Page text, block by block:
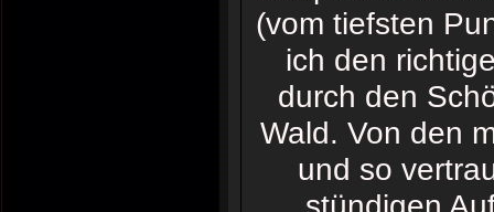
(vom tiefsten
ich den
durch den
Wald. Von den
und so